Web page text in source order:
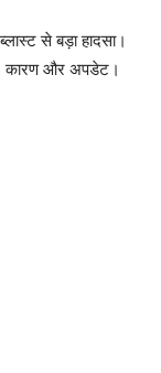
से बड़ा हादसा।
कारण और अपडेट।